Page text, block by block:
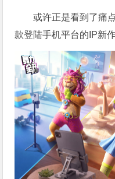
或许正是看到了痛
款登陆手机平台的IP新